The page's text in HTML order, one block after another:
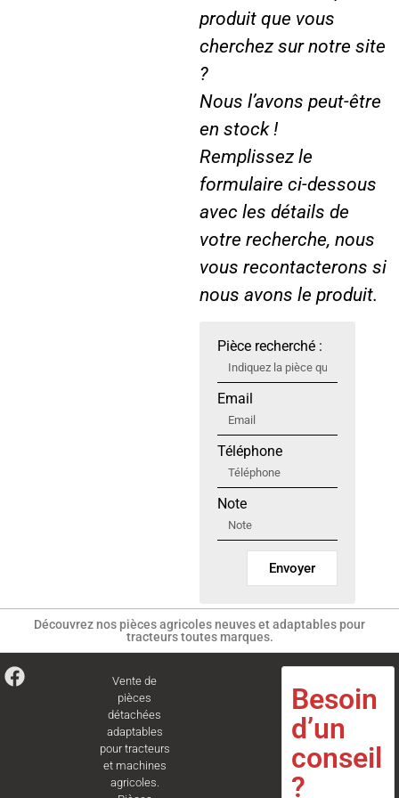
6
7
4
1
…
produit que vous
cherchez sur notre site
?
Nous l’avons peut-être
en stock !
Remplissez le
formulaire ci-dessous
avec les détails de
votre recherche, nous
vous recontacterons si
nous avons le produit.
Pièce recherché :
Email
Téléphone
Note
Envoyer
Découvrez nos pièces agricoles neuves et adaptables pour
tracteurs toutes marques.
Vente de
pièces
détachées
adaptables
pour tracteurs
et machines
agricoles.
Besoin
d’un
conseil
?